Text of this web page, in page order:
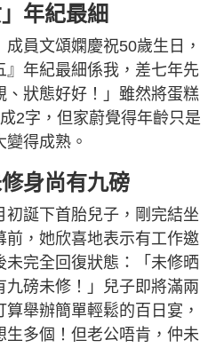
年紀最細
員文頌嫻慶祝50歲生日，
年紀最細係我，差七年先
、狀態好好！」雖然將蛋糕
2字，但家蔚覺得年齡只是
得成熟。
身尚有九磅
初誕下首胎兒子，剛完結坐
前，她欣喜地表示有工作邀
完全回復狀態：「未修晒
九磅未修！」兒子即將滿兩
舉辦簡單輕鬆的百日宴，
生多個！但老公唔肯，仲未